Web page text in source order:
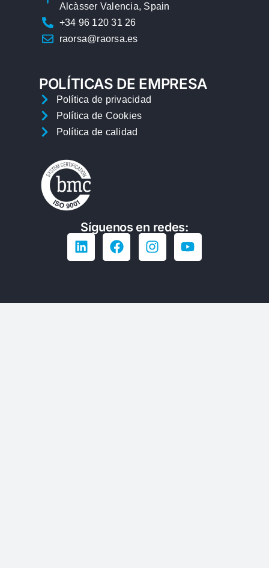
Alcàsser Valencia, Spain
+34 96 120 31 26
raorsa@raorsa.es
POLÍTICAS DE EMPRESA
Política de privacidad
Política de Cookies
Política de calidad
Síguenos en redes: